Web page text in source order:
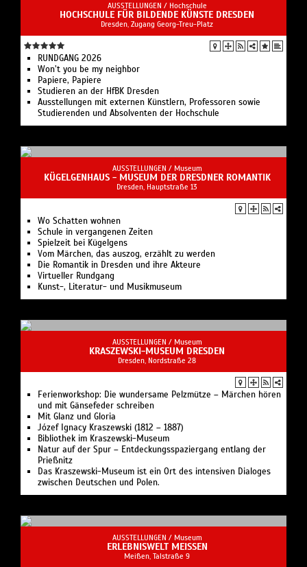
AUSSTELLUNGEN / Hochschule
HOCHSCHULE FÜR BILDENDE KÜNSTE DRESDEN
Dresden, Zugang Georg-Treu-Platz
RUNDGANG 2026
Won’t you be my neighbor
Papiere, Papiere
Studieren an der HfBK Dresden
Ausstellungen mit externen Künstlern, Professoren sowie
Studierenden und Absolventen der Hochschule
AUSSTELLUNGEN / Museum
KÜGELGENHAUS - MUSEUM DER DRESDNER ROMANTIK
Dresden, Hauptstraße 13
Wo Schatten wohnen
Schule in vergangenen Zeiten
Spielzeit bei Kügelgens
Vom Märchen, das auszog, erzählt zu werden
Die Romantik in Dresden und ihre Akteure
Virtueller Rundgang
Kunst-, Literatur- und Musikmuseum
AUSSTELLUNGEN / Museum
KRASZEWSKI-MUSEUM DRESDEN
Dresden, Nordstraße 28
Ferienworkshop: Die wundersame Pelzmütze – Märchen hören
und mit Gänsefeder schreiben
Mit Glanz und Gloria
Józef Ignacy Kraszewski (1812 – 1887)
Bibliothek im Kraszewski-Museum
Natur auf der Spur – Entdeckungsspaziergang entlang der
Prießnitz
Das Kraszewski-Museum ist ein Ort des intensiven Dialoges
zwischen Deutschen und Polen.
AUSSTELLUNGEN / Museum
ERLEBNISWELT MEISSEN
Meißen, Talstraße 9